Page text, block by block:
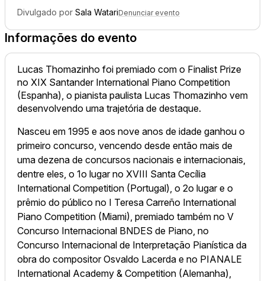
Divulgado por Sala WatariDenunciar evento
Informações do evento
Lucas Thomazinho foi premiado com o Finalist Prize
no XIX Santander International Piano Competition
(Espanha), o pianista paulista Lucas Thomazinho vem
desenvolvendo uma trajetória de destaque.
Nasceu em 1995 e aos nove anos de idade ganhou o
primeiro concurso, vencendo desde então mais de
uma dezena de concursos nacionais e internacionais,
dentre eles, o 1o lugar no XVIII Santa Cecília
International Competition (Portugal), o 2o lugar e o
prêmio do público no I Teresa Carreño International
Piano Competition (Miami), premiado também no V
Concurso Internacional BNDES de Piano, no
Concurso Internacional de Interpretação Pianística da
obra do compositor Osvaldo Lacerda e no PIANALE
International Academy & Competition (Alemanha),